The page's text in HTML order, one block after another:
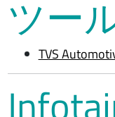
ツー
TVS